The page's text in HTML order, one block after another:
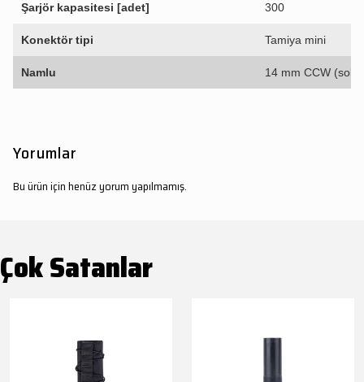
Şarjör kapasitesi [adet] 300
Konektör tipi Tamiya mini
Namlu 14 mm CCW (sol)
Yorumlar
Bu ürün için henüz yorum yapılmamış.
Çok Satanlar